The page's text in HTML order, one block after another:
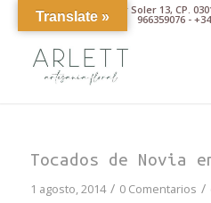
Av. Pintor Xavier Soler 13, CP.
966359076 -
Tocados de Novia
1 agosto, 2014 / 0 Comentarios /
Translate »